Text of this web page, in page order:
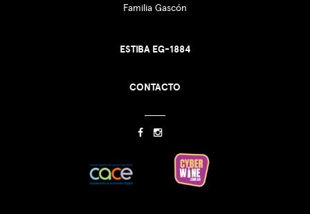
Familia Gascón
ESTIBA EG-1884
CONTACTO